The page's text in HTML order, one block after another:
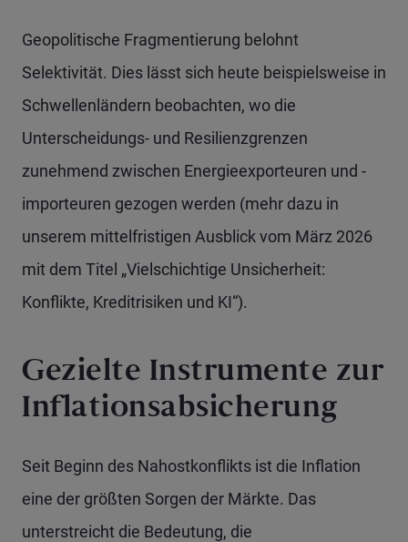
Geopolitische Fragmentierung belohnt
Selektivität. Dies lässt sich heute beispielsweise in
Schwellenländern beobachten, wo die
Unterscheidungs- und Resilienzgrenzen
zunehmend zwischen Energieexporteuren und -
importeuren gezogen werden (mehr dazu in
unserem mittelfristigen Ausblick vom März 2026
mit dem Titel „Vielschichtige Unsicherheit:
Konflikte, Kreditrisiken und KI“).
Gezielte Instrumente zur
Inflationsabsicherung
Seit Beginn des Nahostkonflikts ist die Inflation
eine der größten Sorgen der Märkte. Das
unterstreicht die Bedeutung, die